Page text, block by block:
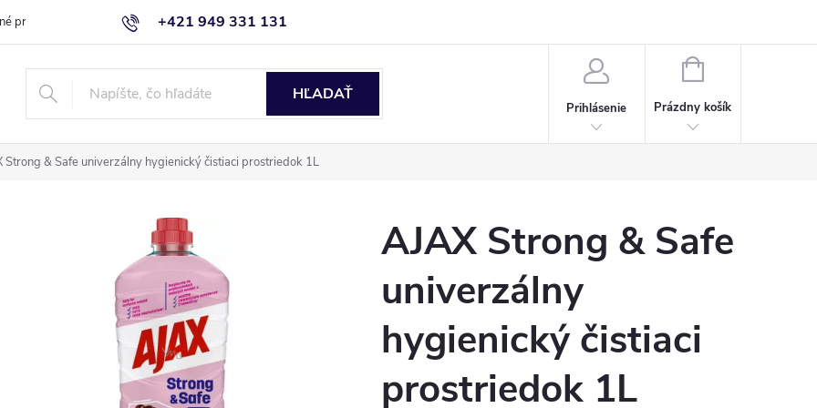
+421 949 331 131
produkty Obchodné podmienky
HĽADAŤ
Prihlásenie
NÁKUPNÝ
Prázdny košík
Strong & Safe univerzálny hygienický čistiaci prostriedok 1L
AJAX Strong & Safe
univerzálny
hygienický čistiaci
prostriedok 1L